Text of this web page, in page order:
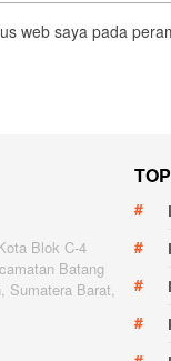
web saya pada
Blok C-4
Batang
Sumatera Barat,